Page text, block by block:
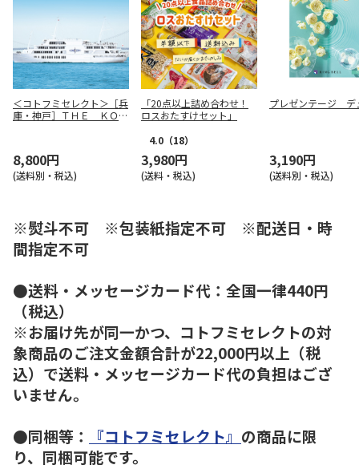
＜コトフミセレクト＞［兵
庫・神戸］ＴＨＥ ＫＯＢ
8,800円
(送料別・税込)
「20点以上詰め合わせ！
ロスおたすけセット」
4.0 （18）
3,980円
(送料・税込)
プレゼンテージ デ
3,190円
(送料別・税込)
※熨斗不可 ※包装紙指定不可 ※配送日・時
間指定不可
●送料・メッセージカード代：全国一律440円
（税込）
※お届け先が同一かつ、コトフミセレクトの対
象商品のご注文金額合計が22,000円以上（税
込）で送料・メッセージカード代の負担はござ
いません。
●同梱等：
『コトフミセレクト』 の商品に限
り、同梱可能です。